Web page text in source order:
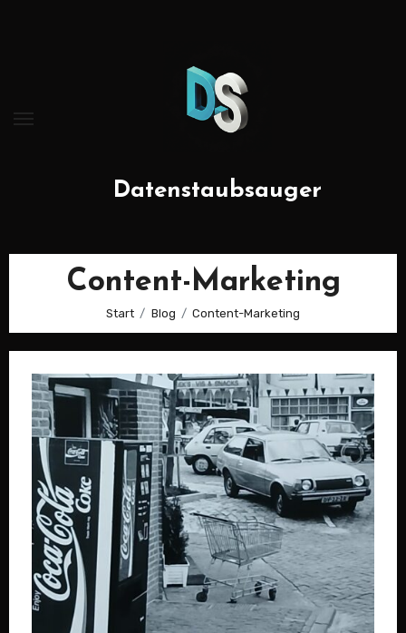
Datenstaubsauger
Content-Marketing
Start Blog Content-Marketing